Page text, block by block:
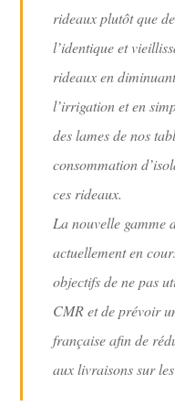
rideaux plutôt que
l’identique et
rideaux en
l’irrigation et en
des lames de nos
consommation
ces rideaux.
La nouvelle gamme
actuellement en
objectifs de ne pas
CMR et de prévoir
française afin de
aux livraisons sur